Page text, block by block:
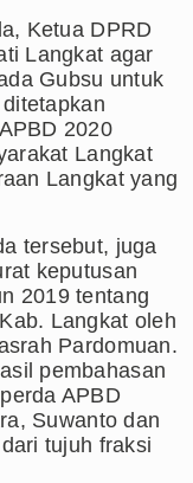
Ketua DPRD
Langkat agar
Gubsu untuk
2020
Langkat
Langkat yang
tersebut, juga
keputusan
2019 tentang
Langkat oleh
Pardomuan.
pembahasan
APBD
Suwanto dan
tujuh fraksi